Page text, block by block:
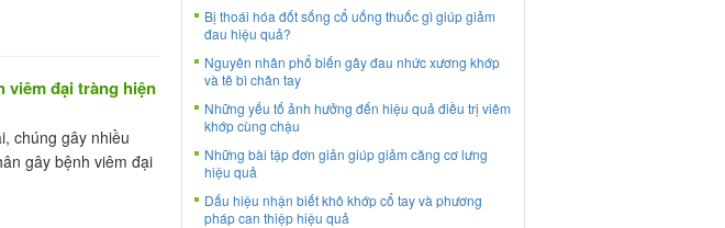
viêm đại tràng hiện
chúng gây nhiều
gây bệnh viêm đại
Bị thoái hóa đốt sống cổ uống thuốc gì giúp giảm
đau hiệu quả?
Nguyên nhân phổ biến gây đau nhức xương khớp
và tê bì chân tay
Những yếu tố ảnh hưởng đến hiệu quả điều trị viêm
khớp cùng chậu
Những bài tập đơn giản giúp giảm căng cơ lưng
hiệu quả
Dấu hiệu nhận biết khô khớp cổ tay và phương
pháp can thiệp hiệu quả